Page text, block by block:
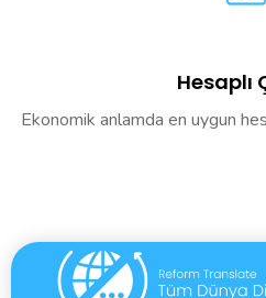
Hesaplı
Ekonomik anlamda en uygun